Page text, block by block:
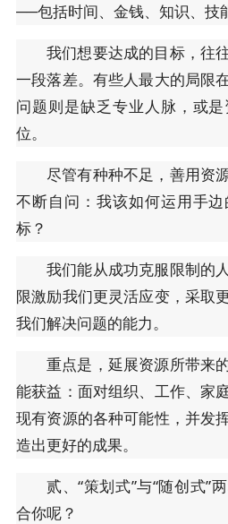
──包括时间、金钱、知识、技
我们想要达成的目标，往
一段落差。有些人最大的局限
问题则是缺乏专业人脉，或
位。
尽管有种种不足，善用资
不断自问：我该如何运用手
标？
我们能从成功克服限制的
限激励我们更灵活应变，采取
我们解决问题的能力。
重点是，延展资源所带来
能获益：面对组织、工作、家
现有资源的各种可能性，并发
造出更好的成果。
贰、“策划式”与“随创式”
合你呢？